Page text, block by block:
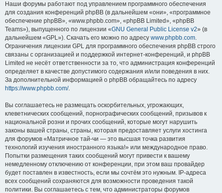
Наши форумы работают под управлением программного обеспечения
для создания конференций phpBB (в дальнейшем «они», «программное
обеспечение phpBB», «www.phpbb.com», «phpBB Limited», «phpBB
Teams»), выпущенного по лицензии «GNU General Public License v2» (в
дальнейшем «GPL»). Скачать его можно по адресу www.phpbb.com.
Ограничения лицензии GPL для программного обеспечения phpBB строго
связаны с организацией и поддержкой интернет-конференций, и phpBB
Limited не несёт ответственности за то, что администрация конференций
определяет в качестве допустимого содержания и/или поведения в них.
За дополнительной информацией о phpBB обращайтесь по адресу
https://www.phpbb.com/.
Вы соглашаетесь не размещать оскорбительных, угрожающих,
клеветнических сообщений, порнографических сообщений, призывов к
национальной розни и прочих сообщений, которые могут нарушить
законы вашей страны, страны, которая предоставляет услуги хостинга
для форумов «Матричное тай-чи — это высшая точка развития
технологий изучения иностранного языка!» или международное право.
Попытки размещения таких сообщений могут привести к вашему
немедленному отключению от конференции, при этом ваш провайдер
будет поставлен в известность, если мы сочтём это нужным. IP-адреса
всех сообщений сохраняются для возможности проведения такой
политики. Вы соглашаетесь с тем, что администраторы форумов